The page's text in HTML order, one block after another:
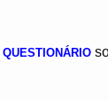
QUESTIONÁRIO